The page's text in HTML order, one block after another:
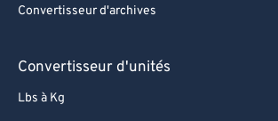
Convertisseur d'archives
Convertisseur d'unités
Lbs à Kg